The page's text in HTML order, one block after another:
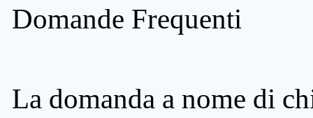
Domande Frequenti
La domanda a nome di